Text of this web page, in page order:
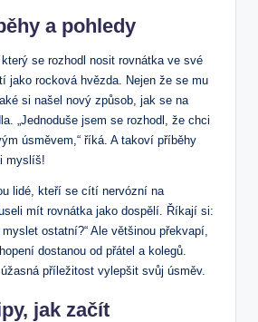
a pohledy
se rozhodl nosit rovnátka ve své
jako rocková hvězda. Nejen že se mu
si našel nový způsob, jak se na
„Jednoduše jsem se rozhodl, že chci
úsměvem,“ říká. A takoví příběhy
myslíš!
lidé, kteří se cítí nervózní na
mít rovnátka jako dospělí. Říkají si:
myslet ostatní?“ Ale většinou překvapí,
dostanou od přátel a kolegů.
příležitost vylepšit svůj úsměv.
jak začít